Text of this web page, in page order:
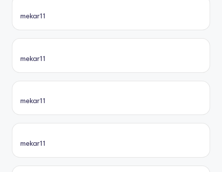
mekar11
mekar11
mekar11
mekar11